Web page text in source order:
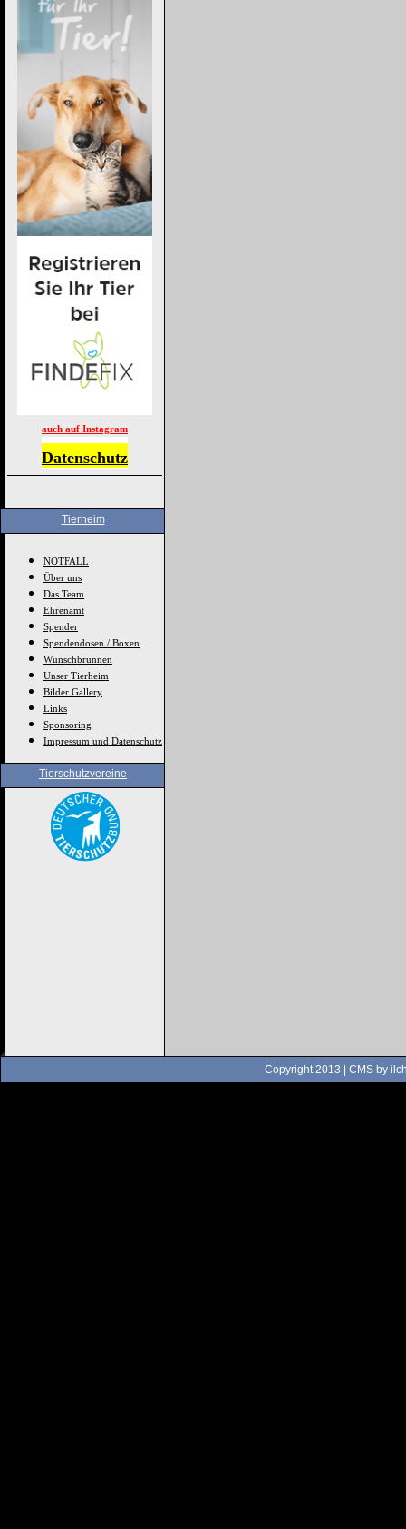
auch auf Instagram
Datenschutz
Tierheim
NOTFALL
Über uns
Das Team
Ehrenamt
Spender
Spendendosen / Boxen
Wunschbrunnen
Unser Tierheim
Bilder Gallery
Links
Sponsoring
Impressum und Datenschutz
Tierschutzvereine
Copyright 2013 | CMS by